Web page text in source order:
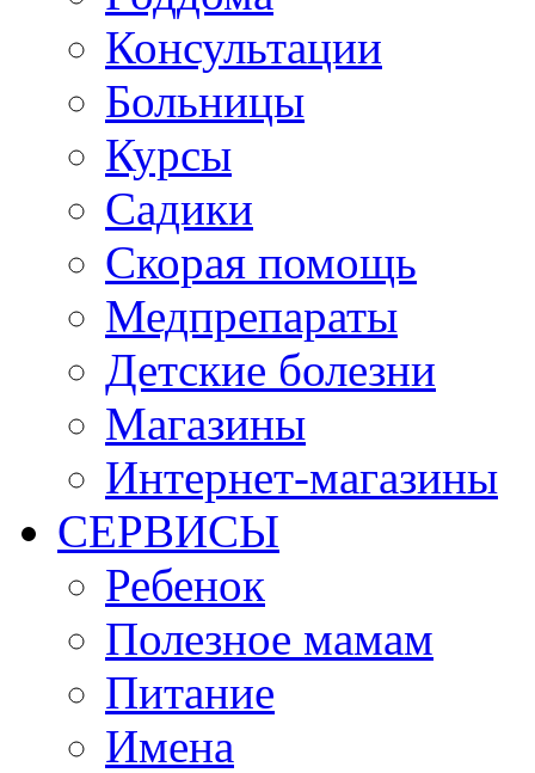
Консультации
Больницы
Курсы
Садики
Скорая помощь
Медпрепараты
Детские болезни
Магазины
Интернет-магазины
СЕРВИСЫ
Ребенок
Полезное мамам
Питание
Имена